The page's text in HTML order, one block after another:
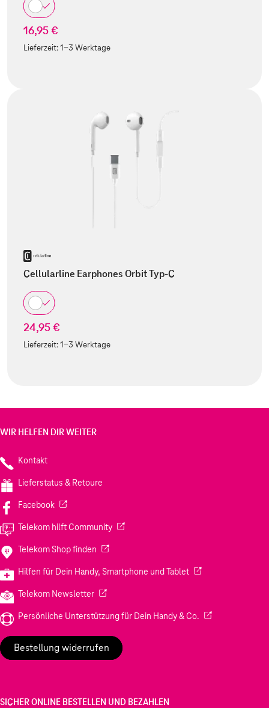
16,95 €
Lieferzeit:1-3 Werktage
Cellularline Earphones Orbit Typ-C
24,95 €
Lieferzeit:1-3 Werktage
WIR HELFEN DIR WEITER
Kontakt
Lieferstatus & Retoure
Facebook(Wird in einem neuen Tab geöffnet)
Telekom hilft Community(Wird in einem neuen Tab geöffnet)
Telekom Shop finden (Wird in einem neuen Tab geöffnet)
Hilfen für Dein Handy, Smartphone und Tablet(Wird in einem
Telekom Newsletter(Wird in einem neuen Tab geöffnet)
Persönliche Unterstützung für Dein Handy & Co. (Wird in einem
Bestellung widerrufen
SICHER ONLINE BESTELLEN UND BEZAHLEN